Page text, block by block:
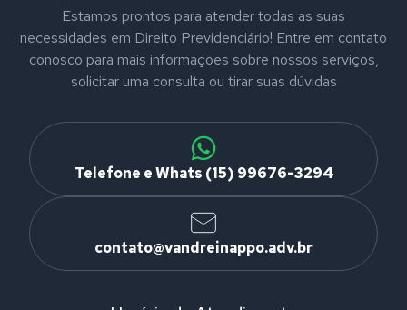
Estamos prontos para atender todas as suas
necessidades em Direito Previdenciário! Entre em contato
conosco para mais informações sobre nossos serviços,
solicitar uma consulta ou tirar suas dúvidas
Telefone e Whats (15) 99676-3294
contato@vandreinappo.adv.br